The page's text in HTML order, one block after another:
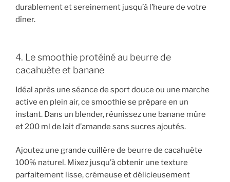
durablement et sereinement jusqu’à l’heure de votre
dîner.
4. Le smoothie protéiné au beurre de
cacahuète et banane
Idéal après une séance de sport douce ou une marche
active en plein air, ce smoothie se prépare en un
instant. Dans un blender, réunissez une banane mûre
et 200 ml de lait d’amande sans sucres ajoutés.
Ajoutez une grande cuillère de beurre de cacahuète
100% naturel. Mixez jusqu’à obtenir une texture
parfaitement lisse, crémeuse et délicieusement